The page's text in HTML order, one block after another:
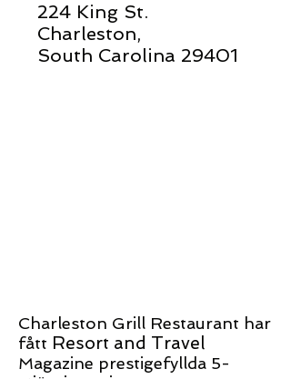
224 King St.
Charleston,
South Carolina 29401
Charleston Grill Restaurant har
fått Resort and Travel
Magazine prestigefyllda 5-